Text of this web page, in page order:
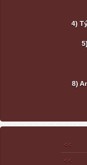
4)
8)
<<
<<